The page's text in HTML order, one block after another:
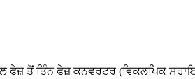
ਫੇਜ਼ ਤੋਂ ਤਿੰਨ ਫੇਜ਼ ਕਨਵਰਟਰ (ਵਿਕਲਪਿਕ